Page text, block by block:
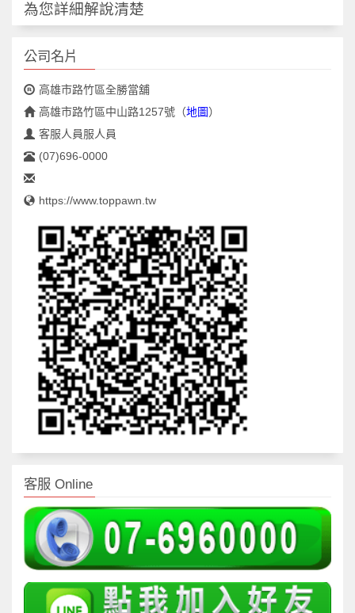
為您詳細解說清楚
公司名片
高雄市路竹區全勝當舖
高雄市路竹區中山路1257號 （地圖）
客服人員服人員
(07)696-0000
https://www.toppawn.tw
客服 Online